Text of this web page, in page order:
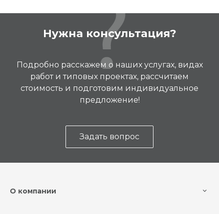
Нужна консультация?
Подробно расскажем о наших услугах, видах
работ и типовых проектах, рассчитаем
стоимость и подготовим индивидуальное
предложение!
Задать вопрос
О компании